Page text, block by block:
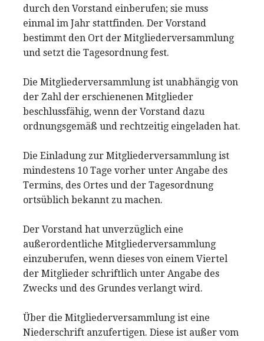
durch den Vorstand einberufen; sie muss
einmal im Jahr stattfinden. Der Vorstand
bestimmt den Ort der Mitgliederversammlung
und setzt die Tagesordnung fest.
Die Mitgliederversammlung ist unabhängig von
der Zahl der erschienenen Mitglieder
beschlussfähig, wenn der Vorstand dazu
ordnungsgemäß und rechtzeitig eingeladen hat.
Die Einladung zur Mitgliederversammlung ist
mindestens 10 Tage vorher unter Angabe des
Termins, des Ortes und der Tagesordnung
ortsüblich bekannt zu machen.
Der Vorstand hat unverzüglich eine
außerordentliche Mitgliederversammlung
einzuberufen, wenn dieses von einem Viertel
der Mitglieder schriftlich unter Angabe des
Zwecks und des Grundes verlangt wird.
Über die Mitgliederversammlung ist eine
Niederschrift anzufertigen. Diese ist außer vom